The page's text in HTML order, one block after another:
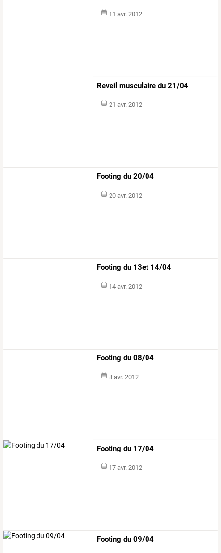
11 avr. 2012
Reveil musculaire du 21/04
21 avr. 2012
Footing du 20/04
20 avr. 2012
Footing du 13et 14/04
14 avr. 2012
Footing du 08/04
8 avr. 2012
Footing du 17/04
17 avr. 2012
Footing du 09/04